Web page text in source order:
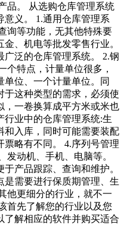
品。 从选购仓库管理系统
意义。 1.通用仓库管理系
询等功能，无其他特殊要
、机电等批发零售行业。
泛的仓库管理系统。 2.钢
个特点，计量单位很多，
单位、一个计量单位。同
于这种类型的需求，必须使
，一卷换算成平方米或米也
行业中的仓库管理系统:生
和入库，同时可能需要装配
略有不同。 4.序列号管理
发动机、手机、电脑等。
产品跟踪、查询和维护。
是需要进行保质期管理、生
他更细分的行业，就不一
首先了解您的行业以及您
了解相应的软件并购买适合